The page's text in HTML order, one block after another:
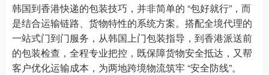
韩国到香港快递的包装技巧，并非简单的 “包好就行”，而
是结合运输链路、货物特性的系统方案。搭配全境代理的
一站式门到门服务，从韩国上门包装指导，到香港派送前
的包装检查，全程专业把控，既保障货物安全抵达，又帮
客户优化运输成本，为两地跨境物流筑牢 “安全防线”。